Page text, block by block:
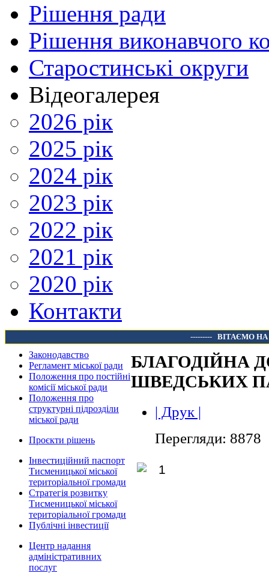
Рішення ради
Рішення виконавчого
Старостинські округи
Відеогалерея
2026 рік
2025 рік
2024 рік
2023 рік
2022 рік
2021 рік
2020 рік
Контакти
--------- ВІТАЄМО
Законодавство
Регламент міської ради
Положення про постійні
комісії міської ради
Положення про
структурні підрозділи
міської ради
Проєкти рішень
Інвестиційний паспорт
Тисменицької міської
територіальної громади
Стратегія розвитку
Тисменицької міської
територіальної громади
Публічні інвестиції
Центр надання
адміністративних
послуг
БЛАГОДІЙНА
ШВЕДСЬКИХ
| Друк |
Перегляди: 8878